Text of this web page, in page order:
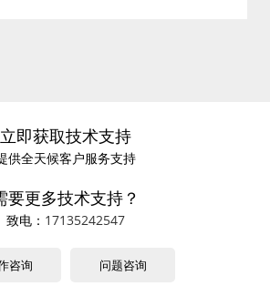
立即获取技术支持
供全天候客户服务支持
要更多技术支持？
致电： 17135242547
咨询 问题咨询